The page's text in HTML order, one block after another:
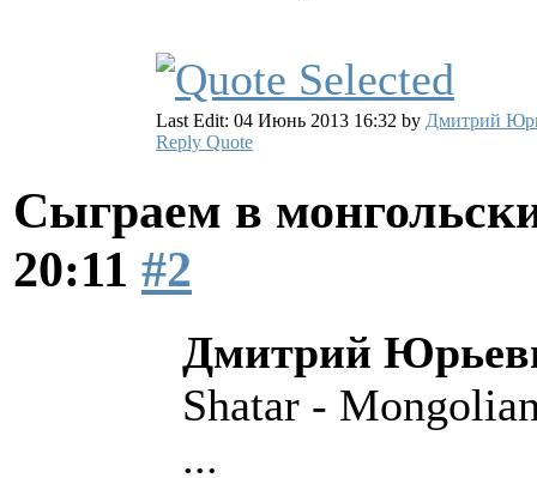
Last Edit: 04 Июнь 2013 16:32 by Дмитрий
Reply Quote
Сыграем в
20:11 #2
Дмитрий
Shatar -
...